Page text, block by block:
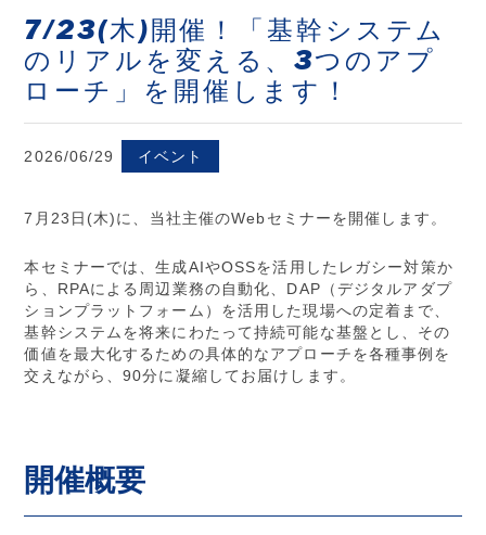
7/23(木)開催！「基幹システム
のリアルを変える、3つのアプ
ローチ」を開催します！
2026/06/29 イベント
7月23日(木)に、当社主催のWebセミナーを開催します。
本セミナーでは、生成AIやOSSを活用したレガシー対策か
ら、RPAによる周辺業務の自動化、DAP（デジタルアダプ
ションプラットフォーム）を活用した現場への定着まで、
基幹システムを将来にわたって持続可能な基盤とし、その
価値を最大化するための具体的なアプローチを各種事例を
交えながら、90分に凝縮してお届けします。
開催概要